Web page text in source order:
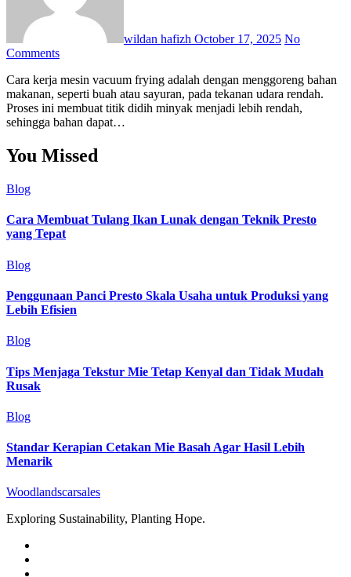
wildan hafizh October 17, 2025 No
Comments
Cara kerja mesin vacuum frying adalah dengan menggoreng bahan
makanan, seperti buah atau sayuran, pada tekanan udara rendah.
Proses ini membuat titik didih minyak menjadi lebih rendah,
sehingga bahan dapat…
You Missed
Blog
Cara Membuat Tulang Ikan Lunak dengan Teknik Presto
yang Tepat
Blog
Penggunaan Panci Presto Skala Usaha untuk Produksi yang
Lebih Efisien
Blog
Tips Menjaga Tekstur Mie Tetap Kenyal dan Tidak Mudah
Rusak
Blog
Standar Kerapian Cetakan Mie Basah Agar Hasil Lebih
Menarik
Woodlandscarsales
Exploring Sustainability, Planting Hope.